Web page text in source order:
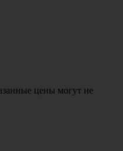
цены могут не